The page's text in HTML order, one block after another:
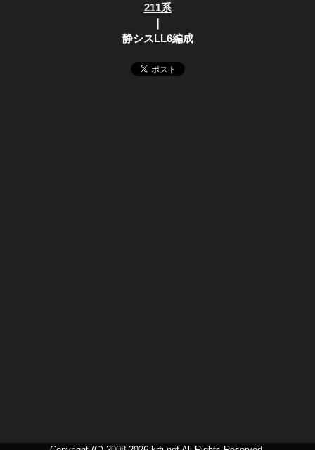
211系
｜
静シスLL6編成